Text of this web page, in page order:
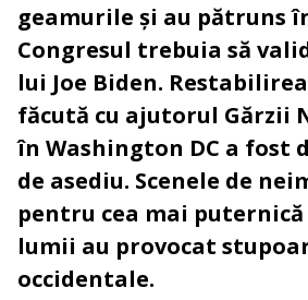
geamurile și au pătruns
Congresul trebuia să
lui Joe Biden.
făcută cu ajutorul Gărzii
în Washington DC a fost
de asediu. Scenele de
pentru cea mai
lumii au provocat
occidentale.